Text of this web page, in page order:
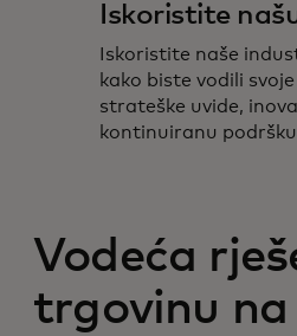
Iskoristite
Iskoristite naše
kako biste vodili
strateške uvide,
kontinuiranu
Vodeća
trgovinu na